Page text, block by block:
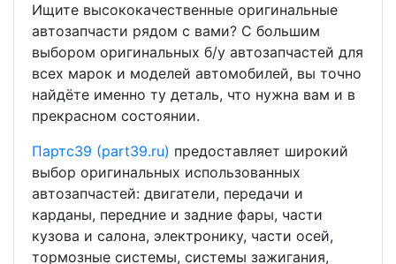
Ищите высококачественные оригинальные
автозапчасти рядом с вами? С большим
выбором оригинальных б/у автозапчастей для
всех марок и моделей автомобилей, вы точно
найдёте именно ту деталь, что нужна вам и в
прекрасном состоянии.
Партс39 (part39.ru) предоставляет широкий
выбор оригинальных использованных
автозапчастей: двигатели, передачи и
карданы, передние и задние фары, части
кузова и салона, электронику, части осей,
тормозные системы, системы зажигания,